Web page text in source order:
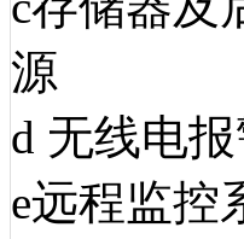
源
d 无线电
e远程监控